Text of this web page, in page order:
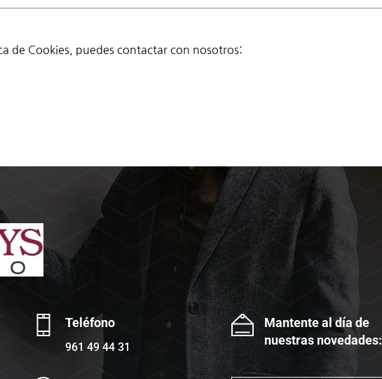
de Cookies, puedes contactar con nosotros:
Teléfono
961 49 44 31
Mantente al día de
nuestras novedades: